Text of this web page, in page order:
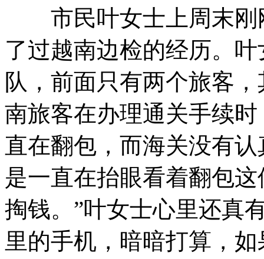
市民叶女士上周末刚
了过越南边检的经历。
队，前面只有两个旅客
南旅客在办理通关手续
直在翻包，而海关没有
是一直在抬眼看着翻包
掏钱。”叶女士心里还真
里的手机，暗暗打算，